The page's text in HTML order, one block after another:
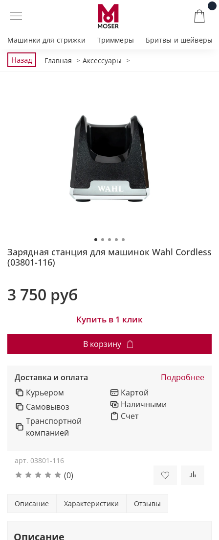
Машинки для стрижки Триммеры Бритвы и шейверы
Назад Главная Аксессуары
арт. 03801-116
(0)
Зарядная станция для машинок Wahl Cordless
(03801-116)
3 750 руб
Купить в 1 клик
В корзину
Доставка и оплата
Подробнее
Курьером
Самовывоз
Транспортной
компанией
Картой
Наличными
Счет
Описание Характеристики Отзывы
Описание